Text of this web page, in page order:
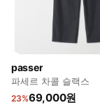
passer
파세르 차콜 슬랙스
23%69,000원